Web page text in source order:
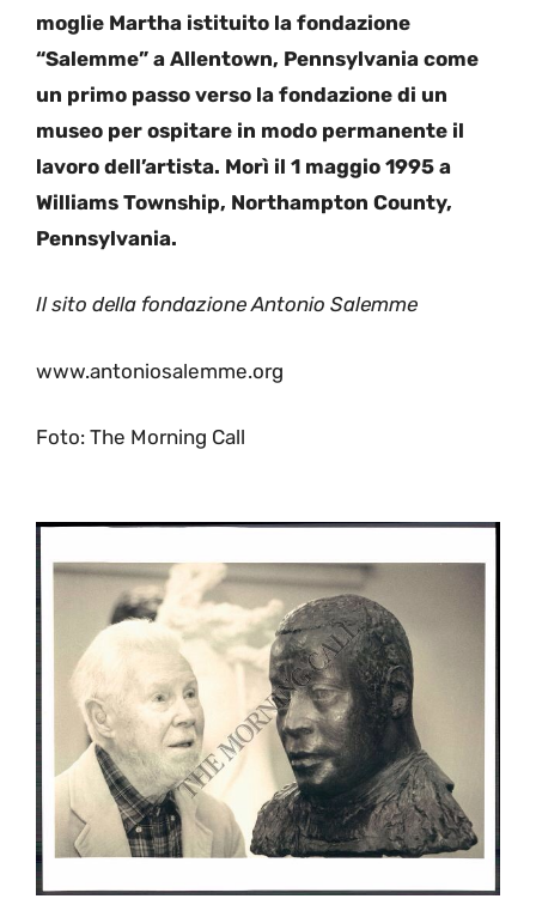
moglie Martha istituito la fondazione
“Salemme” a Allentown, Pennsylvania come
un primo passo verso la fondazione di un
museo per ospitare in modo permanente il
lavoro dell’artista. Morì il 1 maggio 1995 a
Williams Township, Northampton County,
Pennsylvania.
Il sito della fondazione Antonio Salemme
www.antoniosalemme.org
Foto: The Morning Call